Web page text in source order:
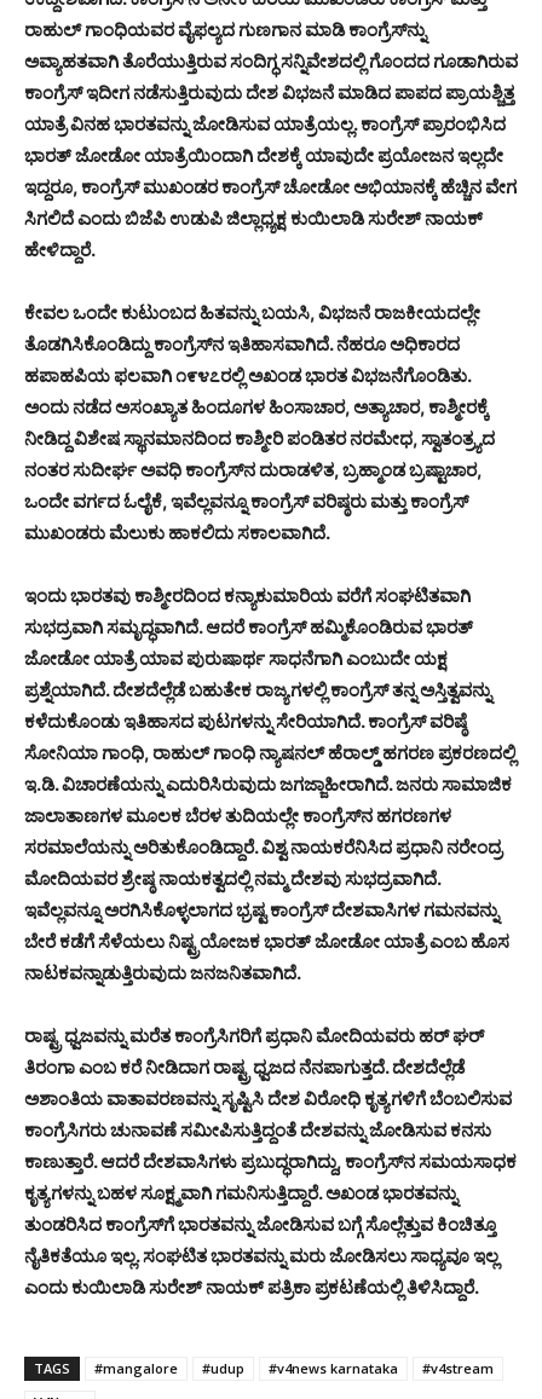
ರಾಹುಲ್ ಗಾಂಧಿಯವರವೈಫಲ್ಯದ ಗುಣಗಾನಮಾಡಿ ಕಾಂಗ್ರೆಸ್ನ್ನು
ಅವ್ಯಾಹತವಾಗಿತೊರೆಯುತ್ತಿರುವಸಂದಿಗ್ಧಸನ್ನಿವೇಶದಲ್ಲಿ ಗೊಂದದ ಗೂಡಾಗಿರುವ
ಕಾಂಗ್ರೆಸ್ಇದೀಗನಡೆಸುತ್ತಿರುವುದುದೇಶವಿಭಜನೆಮಾಡಿದಪಾಪದಪ್ರಾಯಶ್ಚಿತ್ತ
ಯಾತ್ರೆವಿನಹಭಾರತವನ್ನುಜೋಡಿಸುವಯಾತ್ರೆಯಲ್ಲ.ಕಾಂಗ್ರೆಸ್ಪ್ರಾರಂಭಿಸಿದ
ಭಾರತ್ಜೋಡೋಯಾತ್ರೆಯಿಂದಾಗಿದೇಶಕ್ಕೆಯಾವುದೇಪ್ರಯೋಜನಇಲ್ಲದೇ
ಇದ್ದರೂ, ಕಾಂಗ್ರೆಸ್ಮುಖಂಡರ ಕಾಂಗ್ರೆಸ್ಚೋಡೋಅಭಿಯಾನಕ್ಕೆಹೆಚ್ಚಿನವೇಗ
ಸಿಗಲಿದೆಎಂದುಬಿಜೆಪಿಉಡುಪಿಜಿಲ್ಲಾಧ್ಯಕ್ಷ ಕುಯಿಲಾಡಿಸುರೇಶ್ನಾಯಕ್
ಹೇಳಿದ್ದಾರೆ.
ಕೇವಲಒಂದೇ ಕುಟುಂಬದಹಿತವನ್ನುಬಯಸಿ,ವಿಭಜನೆರಾಜಕೀಯದಲ್ಲೇ
ತೊಡಗಿಸಿಕೊಂಡಿದ್ದು ಕಾಂಗ್ರೆಸ್ನಇತಿಹಾಸವಾಗಿದೆ.ನೆಹರೂಅಧಿಕಾರದ
ಹಪಾಹಪಿಯಫಲವಾಗಿ೧೯೪೭ರಲ್ಲಿಅಖಂಡಭಾರತವಿಭಜನೆಗೊಂಡಿತು.
ಅಂದುನಡೆದಅಸಂಖ್ಯಾತಹಿಂದೂಗಳಹಿಂಸಾಚಾರ,ಅತ್ಯಾಚಾರ, ಕಾಶ್ಮೀರಕ್ಕೆ
ನೀಡಿದ್ದವಿಶೇಷಸ್ಥಾನಮಾನದಿಂದ ಕಾಶ್ಮೀರಿಪಂಡಿತರನರಮೇಧ,ಸ್ವಾತಂತ್ರ್ಯದ
ನಂತರಸುದೀರ್ಘಅವಧಿ ಕಾಂಗ್ರೆಸ್ನದುರಾಡಳಿತ,ಬ್ರಹ್ಮಾಂಡಬ್ರಷ್ಟಾಚಾರ,
ಒಂದೇವರ್ಗದಓಲೈಕೆ,ಇವೆಲ್ಲವನ್ನೂ ಕಾಂಗ್ರೆಸ್ವರಿಷ್ಠರುಮತ್ತು ಕಾಂಗ್ರೆಸ್
ಮುಖಂಡರುಮೆಲುಕುಹಾಕಲಿದುಸಕಾಲವಾಗಿದೆ.
ಇಂದುಭಾರತವು ಕಾಶ್ಮೀರದಿಂದ ಕನ್ಯಾಕುಮಾರಿಯವರೆಗೆಸಂಘಟಿತವಾಗಿ
ಸುಭದ್ರವಾಗಿಸಮೃದ್ಧವಾಗಿದೆ.ಆದರೆ ಕಾಂಗ್ರೆಸ್ಹಮ್ಮಿಕೊಂಡಿರುವಭಾರತ್
ಜೋಡೋಯಾತ್ರೆಯಾವಪುರುಷಾರ್ಥಸಾಧನೆಗಾಗಿಎಂಬುದೇಯಕ್ಷ
ಪ್ರಶ್ನೆಯಾಗಿದೆ.ದೇಶದೆಲ್ಲೆಡೆಬಹುತೇಕರಾಜ್ಯಗಳಲ್ಲಿ ಕಾಂಗ್ರೆಸ್ತನ್ನಅಸ್ತಿತ್ವವನ್ನು
ಕಳೆದುಕೊಂಡುಇತಿಹಾಸದಪುಟಗಳನ್ನುಸೇರಿಯಾಗಿದೆ.ಕಾಂಗ್ರೆಸ್ವರಿಷ್ಠೆ
ಸೋನಿಯಾ ಗಾಂಧಿ,ರಾಹುಲ್ ಗಾಂಧಿನ್ಯಾಷನಲ್ಹೆರಾಲ್ಡ್ಹಗರಣಪ್ರಕರಣದಲ್ಲಿ
ಇ.ಡಿ.ವಿಚಾರಣೆಯನ್ನುಎದುರಿಸಿರುವುದುಜಗಜ್ಜಾಹೀರಾಗಿದೆ.ಜನರುಸಾಮಾಜಿಕ
ಜಾಲಾತಾಣಗಳಮೂಲಕಬೆರಳತುದಿಯಲ್ಲೇ ಕಾಂಗ್ರೆಸ್ನಹಗರಣಗಳ
ಸರಮಾಲೆಯನ್ನುಅರಿತುಕೊಂಡಿದ್ದಾರೆ.ವಿಶ್ವನಾಯಕರೆನಿಸಿದಪ್ರಧಾನಿನರೇಂದ್ರ
ಮೋದಿಯವರಶ್ರೇಷ್ಠನಾಯಕತ್ವದಲ್ಲಿನಮ್ಮದೇಶವುಸುಭದ್ರವಾಗಿದೆ.
ಇವೆಲ್ಲವನ್ನೂಅರಗಿಸಿಕೊಳ್ಳಲಾಗದಭ್ರಷ್ಟ ಕಾಂಗ್ರೆಸ್ದೇಶವಾಸಿಗಳ ಗಮನವನ್ನು
ಬೇರೆ ಕಡೆಗೆಸೆಳೆಯಲುನಿಷ್ಟ್ರಯೋಜಕಭಾರತ್ಜೋಡೋಯಾತ್ರೆಎಂಬಹೊಸ
ನಾಟಕವನ್ನಾಡುತ್ತಿರುವುದುಜನಜನಿತವಾಗಿದೆ.
ರಾಷ್ಟ್ರ ಧ್ವಜವನ್ನುಮರೆತ ಕಾಂಗ್ರೆಸಿಗರಿಗೆಪ್ರಧಾನಿಮೋದಿಯವರುಹರ್ಘರ್
ತಿರಂಗಾಎಂಬ ಕರೆನೀಡಿದಾಗರಾಷ್ಟ್ರ ಧ್ವಜದನೆನಪಾಗುತ್ತದೆ.ದೇಶದೆಲ್ಲೆಡೆ
ಅಶಾಂತಿಯವಾತಾವರಣವನ್ನುಸೃಷ್ಟಿಸಿದೇಶವಿರೋಧಿ ಕೃತ್ಯಗಳಿಗೆಬೆಂಬಲಿಸುವ
ಕಾಂಗ್ರೆಸಿಗರುಚುನಾವಣೆಸಮೀಪಿಸುತ್ತಿದ್ದಂತೆದೇಶವನ್ನುಜೋಡಿಸುವ ಕನಸು
ಕಾಣುತ್ತಾರೆ.ಆದರೆದೇಶವಾಸಿಗಳುಪ್ರಬುದ್ಧರಾಗಿದ್ದು, ಕಾಂಗ್ರೆಸ್ನಸಮಯಸಾಧಕ
ಕೃತ್ಯಗಳನ್ನುಬಹಳಸೂಕ್ಷ್ಮವಾಗಿ ಗಮನಿಸುತ್ತಿದ್ದಾರೆ.ಅಖಂಡಭಾರತವನ್ನು
ತುಂಡರಿಸಿದ ಕಾಂಗ್ರೆಸ್ಗೆಭಾರತವನ್ನುಜೋಡಿಸುವಬಗ್ಗೆಸೊಲ್ಲೆತ್ತುವಕಿಂಚಿತ್ತೂ
ನೈತಿಕತೆಯೂಇಲ್ಲ.ಸಂಘಟಿತಭಾರತವನ್ನುಮರುಜೋಡಿಸಲುಸಾಧ್ಯವೂಇಲ್ಲ
ಎಂದು ಕುಯಿಲಾಡಿಸುರೇಶ್ನಾಯಕ್ಪತ್ರಿಕಾಪ್ರಕಟಣೆಯಲ್ಲಿತಿಳಿಸಿದ್ದಾರೆ.
TAGS #mangalore #udup #v4news karnataka
#v4stream